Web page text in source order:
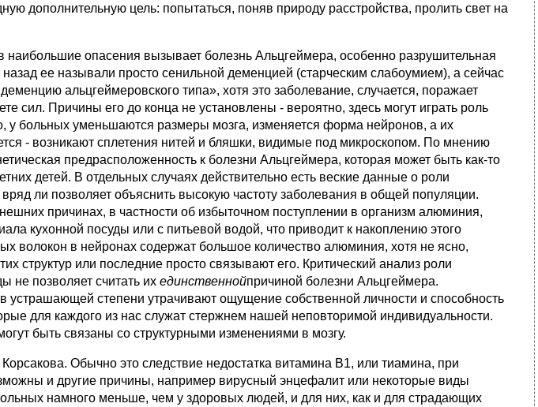
дополнительную цель: попытаться, поняв природу расстройства, пролить свет на
наибольшие опасения вызывает болезнь Альцгеймера, особенно разрушительная
ее называли просто сенильной деменцией (старческим слабоумием), а сейчас
альцгеймеровского типа», хотя это заболевание, случается, поражает
сил. Причины его до конца не установлены - вероятно, здесь могут играть роль
у больных уменьшаются размеры мозга, изменяется форма нейронов, а их
- возникают сплетения нитей и бляшки, видимые под микроскопом. По мнению
предрасположенность к болезни Альцгеймера, которая может быть как-то
детей. В отдельных случаях действительно есть веские данные о роли
вряд ли позволяет объяснить высокую частоту заболевания в общей популяции.
причинах, в частности об избыточном поступлении в организм алюминия,
кухонной посуды или с питьевой водой, что приводит к накоплению этого
волокон в нейронах содержат большое количество алюминия, хотя не ясно,
структур или последние просто связывают его. Критический анализ роли
не позволяет считать их единственнойпричиной болезни Альцгеймера.
устрашающей степени утрачивают ощущение собственной личности и способность
для каждого из нас служат стержнем нашей неповторимой индивидуальности.
быть связаны со структурными изменениями в мозгу.
Обычно это следствие недостатка витамина B1, или тиамина, при
и другие причины, например вирусный энцефалит или некоторые виды
намного меньше, чем у здоровых людей, и для них, как и для страдающих